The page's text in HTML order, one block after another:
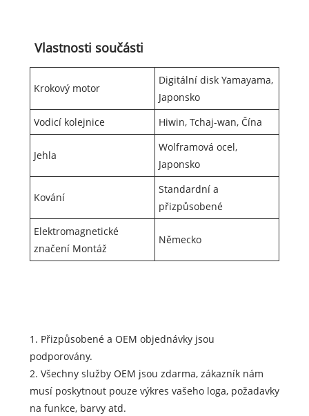
Vlastnosti součásti
Krokový motor
Digitální disk Yamayama,
Japonsko
Vodicí kolejnice
Hiwin, Tchaj-wan, Čína
Jehla
Wolframová ocel,
Japonsko
Kování
Standardní a
přizpůsobené
Elektromagnetické
značení Montáž
Německo
1. Přizpůsobené a OEM objednávky jsou
podporovány.
2. Všechny služby OEM jsou zdarma, zákazník nám
musí poskytnout pouze výkres vašeho loga, požadavky
na funkce, barvy atd.